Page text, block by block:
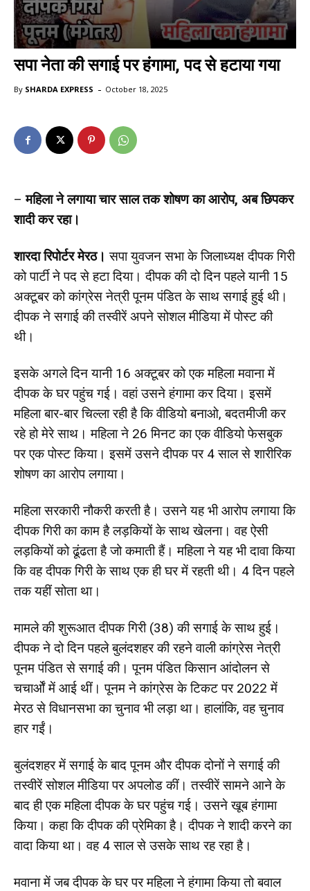
सपा नेता की सगाई पर हंगामा, पद से हटाया गया
By SHARDA EXPRESS - October 18, 2025
– महिला ने लगाया चार साल तक शोषण का आरोप, अब छिपकर
शादी कर रहा।
शारदा रिपोर्टर मेरठ। सपा युवजन सभा के जिलाध्यक्ष दीपक गिरी
को पार्टी ने पद से हटा दिया। दीपक की दो दिन पहले यानी 15
अक्टूबर को कांग्रेस नेत्री पूनम पंडित के साथ सगाई हुई थी।
दीपक ने सगाई की तस्वीरें अपने सोशल मीडिया में पोस्ट की
थी।
इसके अगले दिन यानी 16 अक्टूबर को एक महिला मवाना में
दीपक के घर पहुंच गई। वहां उसने हंगामा कर दिया। इसमें
महिला बार-बार चिल्ला रही है कि वीडियो बनाओ, बदतमीजी कर
रहे हो मेरे साथ। महिला ने 26 मिनट का एक वीडियो फेसबुक
पर एक पोस्ट किया। इसमें उसने दीपक पर 4 साल से शारीरिक
शोषण का आरोप लगाया।
महिला सरकारी नौकरी करती है। उसने यह भी आरोप लगाया कि
दीपक गिरी का काम है लड़कियों के साथ खेलना। वह ऐसी
लड़कियों को ढूंढता है जो कमाती हैं। महिला ने यह भी दावा किया
कि वह दीपक गिरी के साथ एक ही घर में रहती थी। 4 दिन पहले
तक यहीं सोता था।
मामले की शुरूआत दीपक गिरी (38) की सगाई के साथ हुई।
दीपक ने दो दिन पहले बुलंदशहर की रहने वाली कांग्रेस नेत्री
पूनम पंडित से सगाई की। पूनम पंडित किसान आंदोलन से
चचार्ओं में आई थीं। पूनम ने कांग्रेस के टिकट पर 2022 में
मेरठ से विधानसभा का चुनाव भी लड़ा था। हालांकि, वह चुनाव
हार गईं।
बुलंदशहर में सगाई के बाद पूनम और दीपक दोनों ने सगाई की
तस्वीरें सोशल मीडिया पर अपलोड कीं। तस्वीरें सामने आने के
बाद ही एक महिला दीपक के घर पहुंच गई। उसने खूब हंगामा
किया। कहा कि दीपक की प्रेमिका है। दीपक ने शादी करने का
वादा किया था। वह 4 साल से उसके साथ रह रहा है।
मवाना में जब दीपक के घर पर महिला ने हंगामा किया तो बवाल